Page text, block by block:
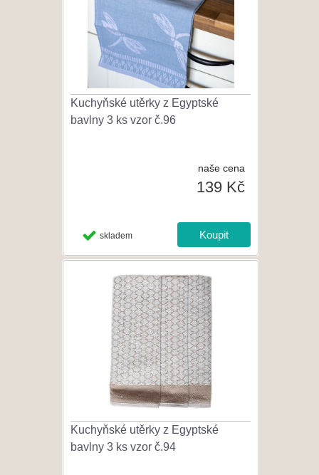
Kuchyňské utěrky z Egyptské
bavlny 3 ks vzor č.96
naše cena
139 Kč
skladem
Kuchyňské utěrky z Egyptské
bavlny 3 ks vzor č.94